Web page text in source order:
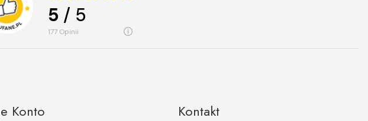
5 / 5
177 opinii
Konto Kontakt